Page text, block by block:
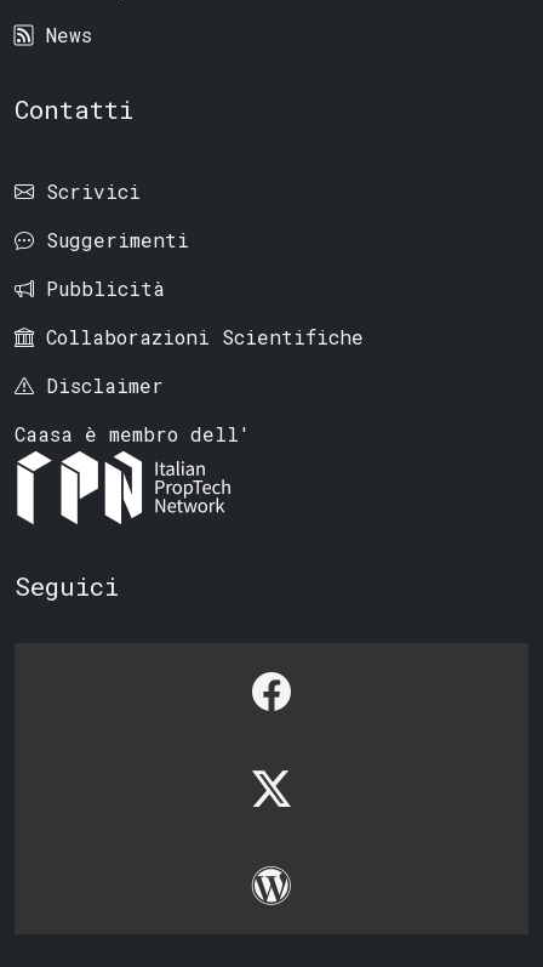
News
Contatti
Scrivici
Suggerimenti
Pubblicità
Collaborazioni Scientifiche
Disclaimer
Caasa è membro dell'
Seguici